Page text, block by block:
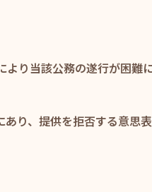
り当該公務の遂行が困難
り、提供を拒否する意思